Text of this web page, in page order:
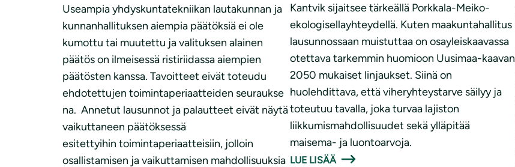
Useampia yhdyskuntatekniikan lautakunnan ja
kunnanhallituksen aiempia päätöksiä ei ole
kumottu tai muutettu ja valituksen alainen
päätös on ilmeisessä ristiriidassa aiempien
päätösten kanssa. Tavoitteet eivät toteudu
ehdotettujen toimintaperiaatteiden seuraukse
na. Annetut lausunnot ja palautteet eivät näytä
vaikuttaneen päätöksessä
esitettyihin toimintaperiaatteisiin, jolloin
osallistamisen ja vaikuttamisen mahdollisuuksia
Kantvik sijaitsee tärkeällä Porkkala-Meiko-
ekologisellayhteydellä. Kuten maakuntahallitus
lausunnossaan muistuttaa on osayleiskaavassa
otettava tarkemmin huomioon Uusimaa-kaavan
2050 mukaiset linjaukset. Siinä on
huolehdittava, että viheryhteystarve säilyy ja
toteutuu tavalla, joka turvaa lajiston
liikkumismahdollisuudet sekä ylläpitää
maisema- ja luontoarvoja.
LUE LISÄÄ